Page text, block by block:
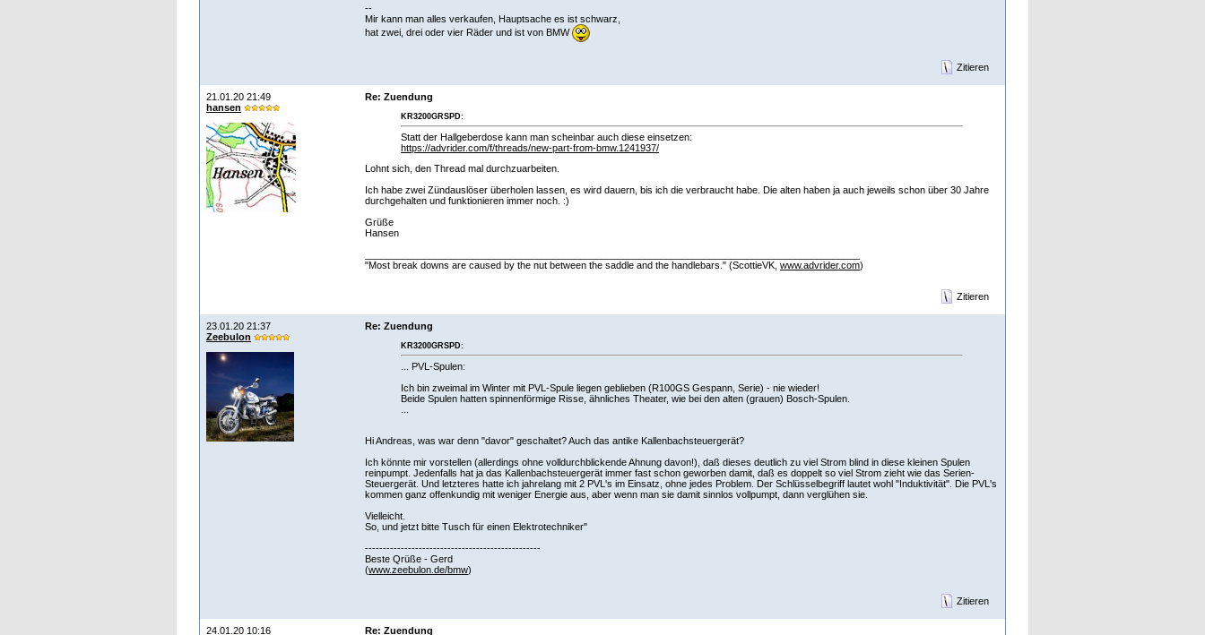
--
Mir kann man alles verkaufen, Hauptsache es ist schwarz,
hat zwei, drei oder vier Räder und ist von BMW
Zitieren
21.01.20 21:49
hansen
Re: Zuendung
KR3200GRSPD:
Statt der Hallgeberdose kann man scheinbar auch diese einsetzen:
https://advrider.com/f/threads/new-part-from-bmw.1241937/
Lohnt sich, den Thread mal durchzuarbeiten.
Ich habe zwei Zündauslöser überholen lassen, es wird dauern, bis ich die verbraucht habe. Die alten haben ja auch jeweils schon über 30 Jahre
durchgehalten und funktionieren immer noch. :)
Grüße
Hansen
"Most break downs are caused by the nut between the saddle and the handlebars." (ScottieVK, www.advrider.com)
Zitieren
23.01.20 21:37
Zeebulon
Re: Zuendung
KR3200GRSPD:
... PVL-Spulen:
Ich bin zweimal im Winter mit PVL-Spule liegen geblieben (R100GS Gespann, Serie) - nie wieder!
Beide Spulen hatten spinnenförmige Risse, ähnliches Theater, wie bei den alten (grauen) Bosch-Spulen.
Hi Andreas, was war denn "davor" geschaltet? Auch das antike Kallenbachsteuergerät?
Ich könnte mir vorstellen (allerdings ohne volldurchblickende Ahnung davon!), daß dieses deutlich zu viel Strom blind in diese kleinen Spulen
reinpumpt. Jedenfalls hat ja das Kallenbachsteuergerät immer fast schon geworben damit, daß es doppelt so viel Strom zieht wie das Serien-
Steuergerät. Und letzteres hatte ich jahrelang mit 2 PVL's im Einsatz, ohne jedes Problem. Der Schlüsselbegriff lautet wohl "Induktivität". Die PVL's
kommen ganz offenkundig mit weniger Energie aus, aber wenn man sie damit sinnlos vollpumpt, dann verglühen sie.
Vielleicht.
So, und jetzt bitte Tusch für einen Elektrotechniker"
-------------------------------------------------
Beste Qrüße - Gerd
(www.zeebulon.de/bmw)
Zitieren
24.01.20 10:16
Re: Zuendung